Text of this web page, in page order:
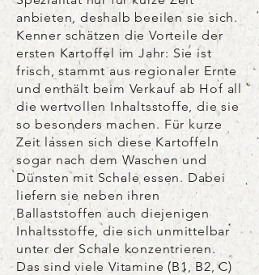
anbieten, deshalb beeilen sie sich.
Kenner schätzen die Vorteile der
ersten Kartoffel im Jahr: Sie ist
frisch, stammt aus regionaler Ernte
und enthält beim Verkauf ab Hof all
die wertvollen Inhaltsstoffe, die sie
so besonders machen. Für kurze
Zeit lassen sich diese Kartoffeln
sogar nach dem Waschen und
Dünsten mit Schale essen. Dabei
liefern sie neben ihren
Ballaststoffen auch diejenigen
Inhaltsstoffe, die sich unmittelbar
unter der Schale konzentrieren.
Das sind viele Vitamine (B1, B2, C)